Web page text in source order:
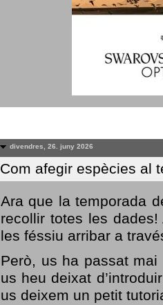
divendres, 26. juny 2026
Com afegir espècies al
Ara que la temporada
recollir totes les
les féssiu arribar a
Però, us ha passat
us heu deixat
us deixem un petit